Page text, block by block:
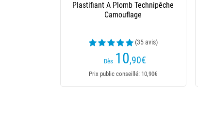
Plastifiant A Plomb Technipêche
Camouflage
(35 avis)
Dès 10,90€
Prix public conseillé: 10,90€